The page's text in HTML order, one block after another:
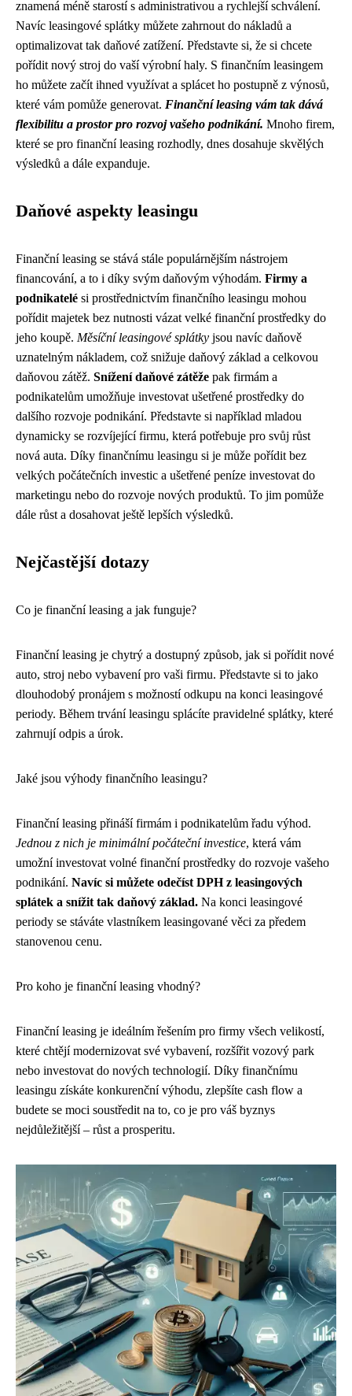
znamená méně starostí s administrativou a rychlejší schválení.
Navíc leasingové splátky můžete zahrnout do nákladů a
optimalizovat tak daňové zatížení. Představte si, že si chcete
pořídit nový stroj do vaší výrobní haly. S finančním leasingem
ho můžete začít ihned využívat a splácet ho postupně z výnosů,
které vám pomůže generovat. Finanční leasing vám tak dává
flexibilitu a prostor pro rozvoj vašeho podnikání. Mnoho firem,
které se pro finanční leasing rozhodly, dnes dosahuje skvělých
výsledků a dále expanduje.
Daňové aspekty leasingu
Finanční leasing se stává stále populárnějším nástrojem
financování, a to i díky svým daňovým výhodám. Firmy a
podnikatelé si prostřednictvím finančního leasingu mohou
pořídit majetek bez nutnosti vázat velké finanční prostředky do
jeho koupě. Měsíční leasingové splátky jsou navíc daňově
uznatelným nákladem, což snižuje daňový základ a celkovou
daňovou zátěž. Snížení daňové zátěže pak firmám a
podnikatelům umožňuje investovat ušetřené prostředky do
dalšího rozvoje podnikání. Představte si například mladou
dynamicky se rozvíjející firmu, která potřebuje pro svůj růst
nová auta. Díky finančnímu leasingu si je může pořídit bez
velkých počátečních investic a ušetřené peníze investovat do
marketingu nebo do rozvoje nových produktů. To jim pomůže
dále růst a dosahovat ještě lepších výsledků.
Nejčastější dotazy
Co je finanční leasing a jak funguje?
Finanční leasing je chytrý a dostupný způsob, jak si pořídit nové
auto, stroj nebo vybavení pro vaši firmu. Představte si to jako
dlouhodobý pronájem s možností odkupu na konci leasingové
periody. Během trvání leasingu splácíte pravidelné splátky, které
zahrnují odpis a úrok.
Jaké jsou výhody finančního leasingu?
Finanční leasing přináší firmám i podnikatelům řadu výhod.
Jednou z nich je minimální počáteční investice, která vám
umožní investovat volné finanční prostředky do rozvoje vašeho
podnikání. Navíc si můžete odečíst DPH z leasingových
splátek a snížit tak daňový základ. Na konci leasingové
periody se stáváte vlastníkem leasingované věci za předem
stanovenou cenu.
Pro koho je finanční leasing vhodný?
Finanční leasing je ideálním řešením pro firmy všech velikostí,
které chtějí modernizovat své vybavení, rozšířit vozový park
nebo investovat do nových technologií. Díky finančnímu
leasingu získáte konkurenční výhodu, zlepšíte cash flow a
budete se moci soustředit na to, co je pro váš byznys
nejdůležitější – růst a prosperitu.